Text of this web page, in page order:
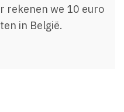
rekenen we 10 euro
in België.